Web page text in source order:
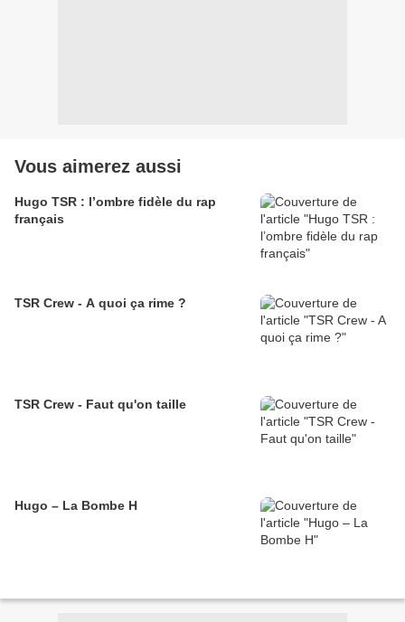
Vous aimerez aussi
Hugo TSR : l’ombre fidèle du rap
français
TSR Crew - A quoi ça rime ?
TSR Crew - Faut qu'on taille
Hugo – La Bombe H